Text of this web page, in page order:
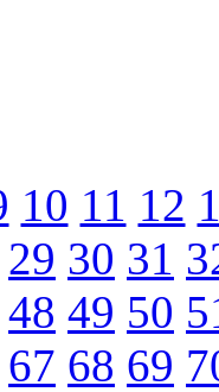
10 11 12
29 30 31
48 49 50
67 68 69